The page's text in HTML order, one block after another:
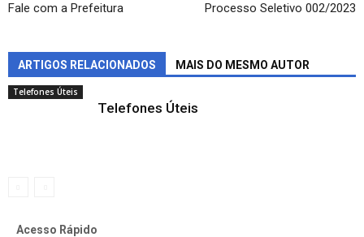
Fale com a Prefeitura Processo Seletivo 002/2023
ARTIGOS RELACIONADOS MAIS DO MESMO AUTOR
Telefones Úteis
Telefones Úteis
Acesso Rápido